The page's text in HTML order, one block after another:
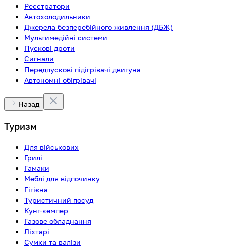
Реєстратори
Автохолодильники
Джерела безперебійного живлення (ДБЖ)
Мультимедійні системи
Пускові дроти
Сигнали
Передпускові підігрівачі двигуна
Автономні обігрівачі
Назад
Туризм
Для військових
Грилі
Гамаки
Меблі для відпочинку
Гігієна
Туристичний посуд
Кунг-кемпер
Газове обладнання
Ліхтарі
Сумки та валізи